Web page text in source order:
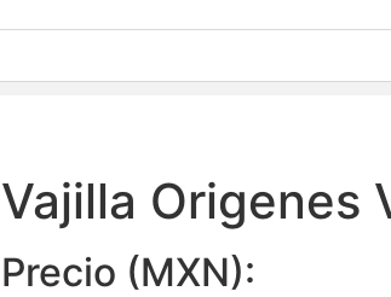
Vajilla Origenes
Precio (MXN):